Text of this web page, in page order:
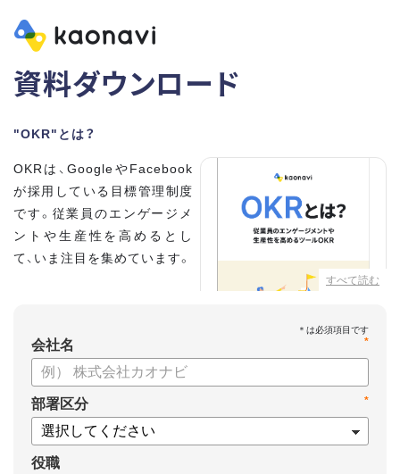
資料ダウンロード
"OKR"とは？
すべて読む
OKRは、GoogleやFacebook
が採用している目標管理制度
です。従業員のエンゲージメ
ントや生産性を高めるとし
て、いま注目を集めています。
・OKRと従来の目標管理制度
との違い
・OKRを導入、運用するにはどうすればいいのか
・OKRの運用を助けるツール
についてまとめましたので、ぜひお役立てください。
*
会社名
*
部署区分
役職